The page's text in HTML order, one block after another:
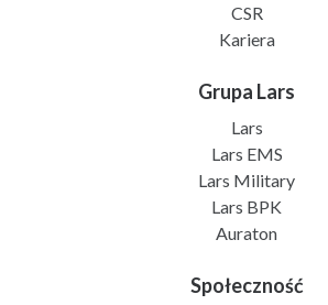
CSR
Kariera
Grupa Lars
Lars
Lars EMS
Lars Military
Lars BPK
Auraton
Społeczność